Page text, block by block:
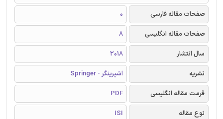
صفحات مقاله فارسی
0
صفحات مقاله انگلیسی
8
سال انتشار
2018
نشریه
اشپرینگر - Springer
فرمت مقاله انگلیسی
PDF
نوع مقاله
ISI